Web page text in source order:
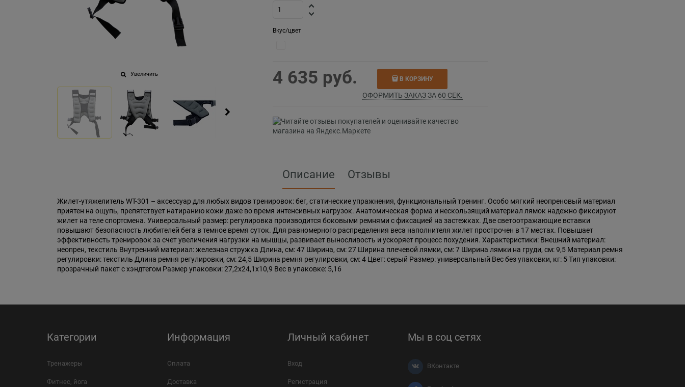
Увеличить
Вкус/цвет
4 635 руб. В КОРЗИНУ
ОФОРМИТЬ ЗАКАЗ ЗА 60 СЕК.
Описание Отзывы
Жилет-утяжелитель WT-301 – аксессуар для любых видов тренировок: бег, статические упражнения, функциональный тренинг. Особо мягкий неопреновый материал
приятен на ощупь, препятствует натиранию кожи даже во время интенсивных нагрузок. Анатомическая форма и нескользящий материал лямок надежно фиксируют
жилет на теле спортсмена. Универсальный размер: регулировка производится боковыми ремнями с фиксацией на застежках. Две светоотражающие вставки
повышают безопасность любителей бега в темное время суток. Для равномерного распределения веса наполнителя жилет прострочен в 17 местах. Повышает
эффективность тренировок за счет увеличения нагрузки на мышцы, развивает выносливость и ускоряет процесс похудения. Характеристики: Внешний материал:
неопрен, текстиль Внутренний материал: железная стружка Длина, см: 47 Ширина, см: 27 Ширина плечевой лямки, см: 7 Ширина лямки на груди, см: 9,5 Материал ремня
регулировки: текстиль Длина ремня регулировки, см: 24,5 Ширина ремня регулировки, см: 4 Цвет: серый Размер: универсальный Вес без упаковки, кг: 5 Тип упаковки:
прозрачный пакет с хэндтегом Размер упаковки: 27,2х24,1х10,9 Вес в упаковке: 5,16
Категории
Тренажеры
Фитнес, йога
Информация
Оплата
Доставка
Личный кабинет
Вход
Регистрация
Мы в соц сетях
ВКонтакте